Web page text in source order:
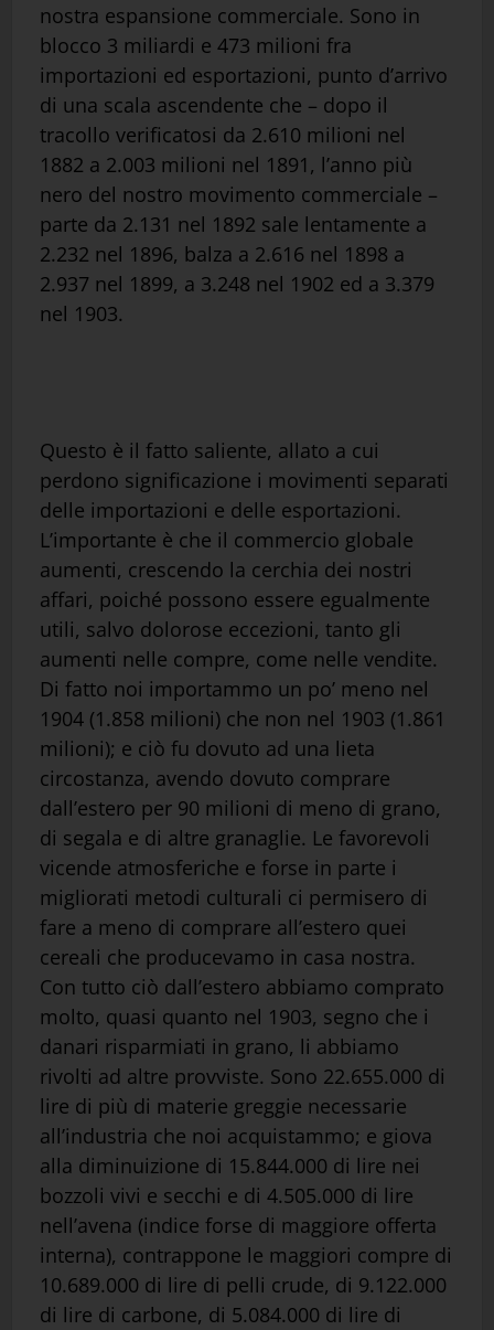
nostra espansione commerciale. Sono in
blocco 3 miliardi e 473 milioni fra
importazioni ed esportazioni, punto d’arrivo
di una scala ascendente che – dopo il
tracollo verificatosi da 2.610 milioni nel
1882 a 2.003 milioni nel 1891, l’anno più
nero del nostro movimento commerciale –
parte da 2.131 nel 1892 sale lentamente a
2.232 nel 1896, balza a 2.616 nel 1898 a
2.937 nel 1899, a 3.248 nel 1902 ed a 3.379
nel 1903.
Questo è il fatto saliente, allato a cui
perdono significazione i movimenti separati
delle importazioni e delle esportazioni.
L’importante è che il commercio globale
aumenti, crescendo la cerchia dei nostri
affari, poiché possono essere egualmente
utili, salvo dolorose eccezioni, tanto gli
aumenti nelle compre, come nelle vendite.
Di fatto noi importammo un po’ meno nel
1904 (1.858 milioni) che non nel 1903 (1.861
milioni); e ciò fu dovuto ad una lieta
circostanza, avendo dovuto comprare
dall’estero per 90 milioni di meno di grano,
di segala e di altre granaglie. Le favorevoli
vicende atmosferiche e forse in parte i
migliorati metodi culturali ci permisero di
fare a meno di comprare all’estero quei
cereali che producevamo in casa nostra.
Con tutto ciò dall’estero abbiamo comprato
molto, quasi quanto nel 1903, segno che i
danari risparmiati in grano, li abbiamo
rivolti ad altre provviste. Sono 22.655.000 di
lire di più di materie greggie necessarie
all’industria che noi acquistammo; e giova
alla diminuizione di 15.844.000 di lire nei
bozzoli vivi e secchi e di 4.505.000 di lire
nell’avena (indice forse di maggiore offerta
interna), contrappone le maggiori compre di
10.689.000 di lire di pelli crude, di 9.122.000
di lire di carbone, di 5.084.000 di lire di